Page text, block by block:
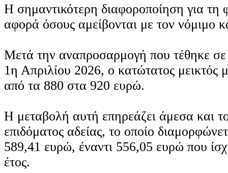
Η σημαντικότερη διαφοροποίηση για τη
αφορά όσους αμείβονται με τον νόμιμο
Μετά την αναπροσαρμογή που τέθηκε
1η Απριλίου 2026, ο κατώτατος μεικτός
από τα 880 στα 920 ευρώ.
Η μεταβολή αυτή επηρεάζει άμεσα και
επιδόματος αδείας, το οποίο
589,41 ευρώ, έναντι 556,05 ευρώ που
έτος.